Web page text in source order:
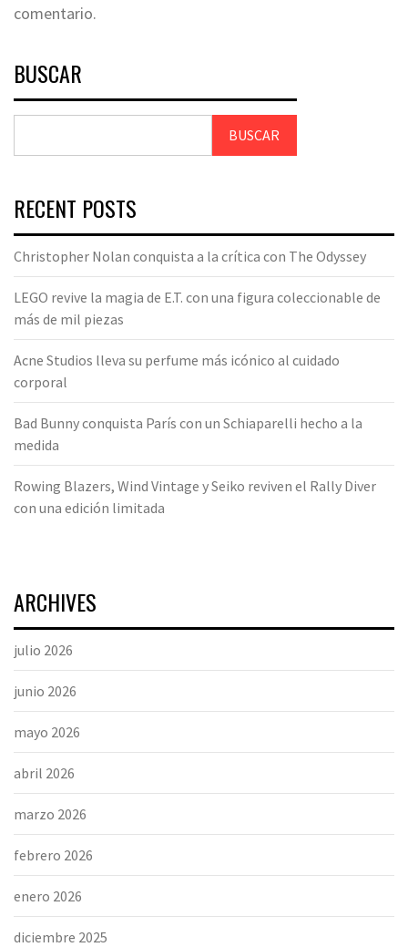
comentario.
BUSCAR
BUSCAR
RECENT POSTS
Christopher Nolan conquista a la crítica con The Odyssey
LEGO revive la magia de E.T. con una figura coleccionable de
más de mil piezas
Acne Studios lleva su perfume más icónico al cuidado
corporal
Bad Bunny conquista París con un Schiaparelli hecho a la
medida
Rowing Blazers, Wind Vintage y Seiko reviven el Rally Diver
con una edición limitada
ARCHIVES
julio 2026
junio 2026
mayo 2026
abril 2026
marzo 2026
febrero 2026
enero 2026
diciembre 2025